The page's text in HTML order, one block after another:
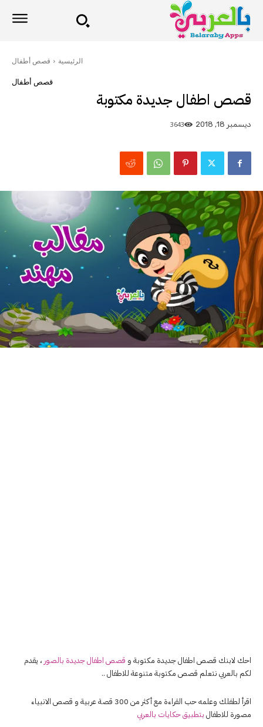
الرئيسية قصص أطفال
قصص أطفال
قصص اطفال جديدة مكتوبة
ديسمبر 18, 2018 3643
احك لابنك قصص اطفال جديدة مكتوبة و قصص اطفال جديدة بالصور ، يقدم
لكم بالعربي نتعلم قصص مكتوبة متنوعة للاطفال ..
اقرأ لطفلك وعلمه حب القراءة مع أكثر من 300 قصة عربية و قصص الانبياء
مصورة للاطفال بتطبيق حكايات بالعربي